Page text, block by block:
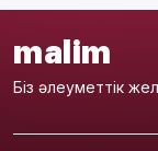
malim
Біз әлеуметтік